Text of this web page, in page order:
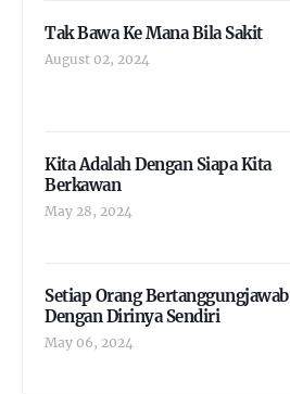
Tak Bawa Ke Mana Bila Sakit
August 02, 2024
Kita Adalah Dengan Siapa Kita
Berkawan
May 28, 2024
Setiap Orang Bertanggungjawab
Dengan Dirinya Sendiri
May 06, 2024